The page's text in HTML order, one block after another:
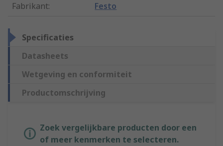
Fabrikant: Festo
Specificaties
Datasheets
Wetgeving en conformiteit
Productomschrijving
Zoek vergelijkbare producten door een
of meer kenmerken te selecteren.